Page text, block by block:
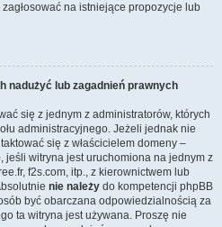
zagłosować na istniejące propozycje lub
nadużyć lub zagadnień prawnych
się z jednym z administratorów, których
administracyjnego. Jeżeli jednak nie
się z właścicielem domeny –
jeśli witryna jest uruchomiona na jednym z
f2s.com, itp., z kierownictwem lub
nie należy do kompetencji phpBB
być obarczana odpowiedzialnością za
ta witryna jest używana. Proszę nie